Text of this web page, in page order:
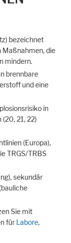
bezeichnet
Maßnahmen, die
mindern.
brennbare
und eine
in
(20, 21, 22)
(Europa),
TRGS/TRBS
sekundär
Sie mit
für Labore,
Informationen
nutzen.